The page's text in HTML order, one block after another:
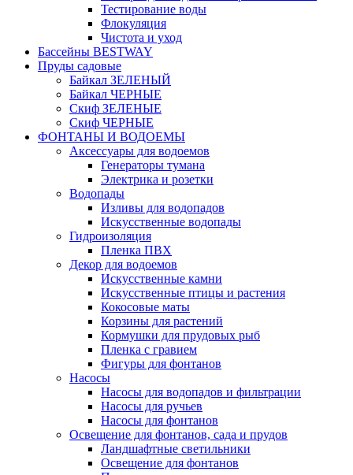
Тестирование воды
Флокуляция
Чистота и уход
Бассейны BESTWAY
Пруды садовые
Байкал ЗЕЛЕНЫЙ
Байкал ЧЕРНЫЕ
Скиф ЗЕЛЕНЫЕ
Скиф ЧЕРНЫЕ
ФОНТАНЫ И ВОДОЕМЫ
Аксессуары для водоемов
Генераторы тумана
Электрика и розетки
Водопады
Изливы для водопадов
Искусственные водопады
Гидроизоляция
Пленка ПВХ
Декор для водоемов
Искусственные камни
Искусственные птицы и растения
Кокосовые маты
Корзины для растений
Кормушки для прудовых рыб
Пленка с гравием
Фигуры для фонтанов
Насосы
Насосы для водопадов и фильтрации
Насосы для ручьев
Насосы для фонтанов
Освещение для фонтанов, сада и прудов
Ландшафтные светильники
Освещение для фонтанов